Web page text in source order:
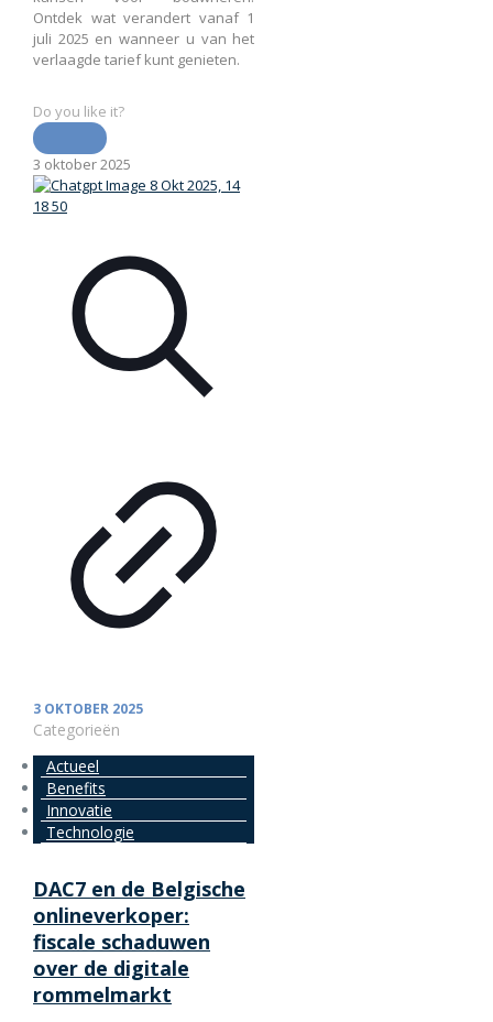
Ontdek wat verandert vanaf 1
juli 2025 en wanneer u van het
verlaagde tarief kunt genieten.
Do you like it?
3 oktober 2025
3 OKTOBER 2025
Categorieën
Actueel
Benefits
Innovatie
Technologie
DAC7 en de Belgische
onlineverkoper:
fiscale schaduwen
over de digitale
rommelmarkt